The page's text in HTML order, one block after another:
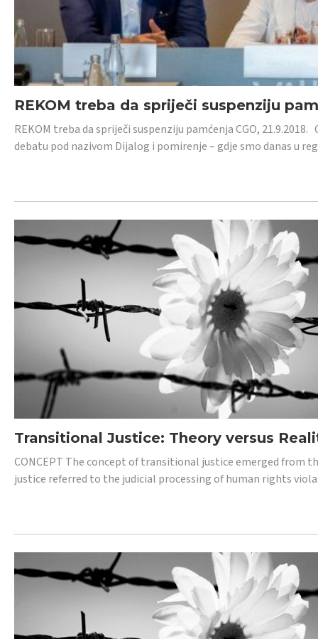
REKOM treba da spriječi suspenziju
REKOM treba da spriječi suspenziju pamćenja CGO,
debatu pod nazivom Dijalog i pomirenje – gdje smo danas u
Transitional Justice: Theory versus
CONCEPT The concept of transitional justice emerged
justice referred to the judicial processing of human rights